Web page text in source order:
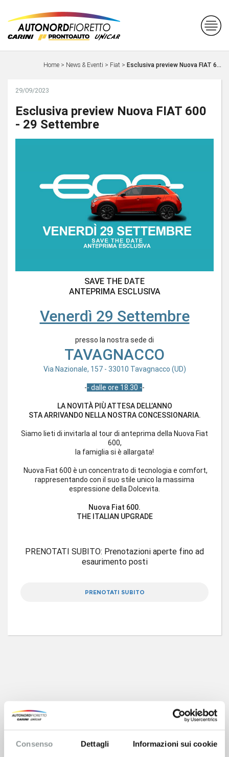
Consenso Dettagli Informazioni sui cookie
Home > News & Eventi > Fiat > Esclusiva preview Nuova FIAT 6...
29/09/2023
Esclusiva preview Nuova FIAT 600
- 29 Settembre
SAVE THE DATE
ANTEPRIMA ESCLUSIVA
Venerdì 29 Settembre
presso la nostra sede di
TAVAGNACCO
Via Nazionale, 157 - 33010 Tavagnacco (UD)
-- dalle ore 18.30 --
LA NOVITÀ PIÙ ATTESA DELL’ANNO
STA ARRIVANDO NELLA NOSTRA CONCESSIONARIA.
Siamo lieti di invitarla al tour di anteprima della Nuova Fiat
600,
la famiglia si è allargata!
Nuova Fiat 600 è un concentrato di tecnologia e comfort,
rappresentando con il suo stile unico la massima
espressione della Dolcevita.
Nuova Fiat 600.
THE ITALIAN UPGRADE
PRENOTATI SUBITO: Prenotazioni aperte fino ad
esaurimento posti
PRENOTATI SUBITO